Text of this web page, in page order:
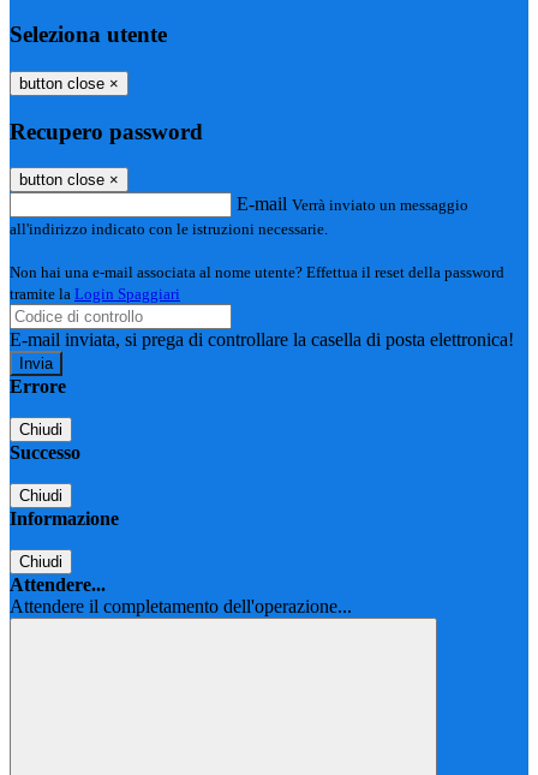
Seleziona utente
button close ×
Recupero password
button close ×
E-mail Verrà inviato un messaggio
all'indirizzo indicato con le istruzioni necessarie.
Non hai una e-mail associata al nome utente? Effettua il reset della password
tramite la Login Spaggiari
E-mail inviata, si prega di controllare la casella di posta elettronica!
Errore
Chiudi
Successo
Chiudi
Informazione
Chiudi
Attendere...
Attendere il completamento dell'operazione...